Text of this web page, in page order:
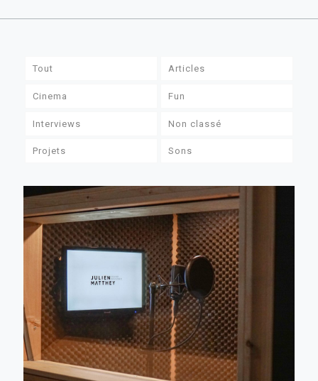
Tout Articles
Cinema Fun
Interviews Non classé
Projets Sons